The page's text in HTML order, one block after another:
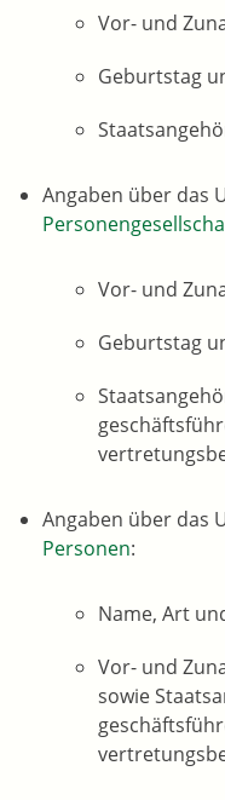
Vor- und
Geburtstag
Angaben über das
Vor- und
Geburtstag
Angaben über das
Personen:
Name, Art
Vor- und
sowie